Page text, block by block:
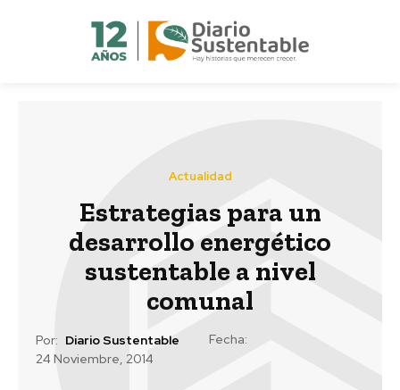
Actualidad
Estrategias para un
desarrollo energético
sustentable a nivel
comunal
Por: Diario Sustentable
Fecha:
24 Noviembre, 2014